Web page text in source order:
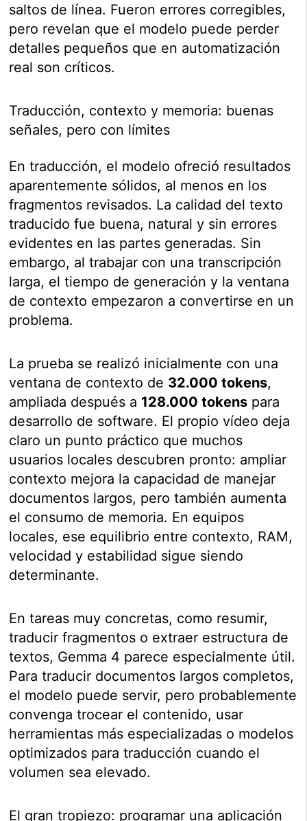
saltos de línea. Fueron errores corregibles,
pero revelan que el modelo puede perder
detalles pequeños que en automatización
real son críticos.
Traducción, contexto y memoria: buenas
señales, pero con límites
En traducción, el modelo ofreció resultados
aparentemente sólidos, al menos en los
fragmentos revisados. La calidad del texto
traducido fue buena, natural y sin errores
evidentes en las partes generadas. Sin
embargo, al trabajar con una transcripción
larga, el tiempo de generación y la ventana
de contexto empezaron a convertirse en un
problema.
La prueba se realizó inicialmente con una
ventana de contexto de 32.000 tokens,
ampliada después a 128.000 tokens para
desarrollo de software. El propio vídeo deja
claro un punto práctico que muchos
usuarios locales descubren pronto: ampliar
contexto mejora la capacidad de manejar
documentos largos, pero también aumenta
el consumo de memoria. En equipos
locales, ese equilibrio entre contexto, RAM,
velocidad y estabilidad sigue siendo
determinante.
En tareas muy concretas, como resumir,
traducir fragmentos o extraer estructura de
textos, Gemma 4 parece especialmente útil.
Para traducir documentos largos completos,
el modelo puede servir, pero probablemente
convenga trocear el contenido, usar
herramientas más especializadas o modelos
optimizados para traducción cuando el
volumen sea elevado.
El gran tropiezo: programar una aplicación